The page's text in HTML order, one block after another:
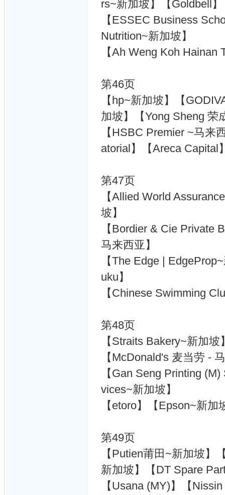
rs~新加坡】【Goldbell
【ESSEC Business
Nutrition~新加坡】
【Ah Weng Koh
第46页
【hp~新加坡】【
加坡】【Yong Sheng 荣
【HSBC Premier ~马来
atorial】【Areca Capital
第47页
【Allied World
坡】
【Bordier & Cie Private
马来西亚】
【The Edge |
uku】
【Chinese Swimming
第48页
【Straits Bakery~新加
【McDonald's 麦当劳 -
【Gan Seng Printing
vices~新加坡】
【etoro】【Epson~新加
第49页
【Putien莆田~新加坡
新加坡】【DT Spare
【Usana (MY)】【